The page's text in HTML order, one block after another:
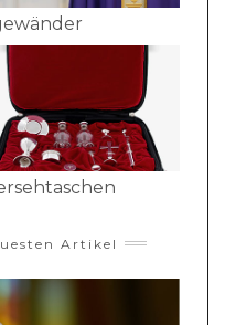
Artikel